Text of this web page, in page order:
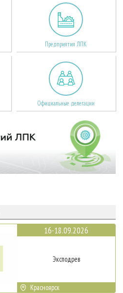
Предприятия ЛПК
Официальные делегации
16-18.09.2026
Эксподрев
Красноярск